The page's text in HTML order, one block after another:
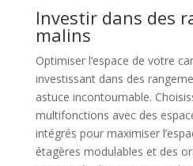
Investir dans des
malins
Optimiser l’espace de votre
investissant dans des
astuce incontournable.
multifonctions avec des
intégrés pour maximiser
étagères modulables et des